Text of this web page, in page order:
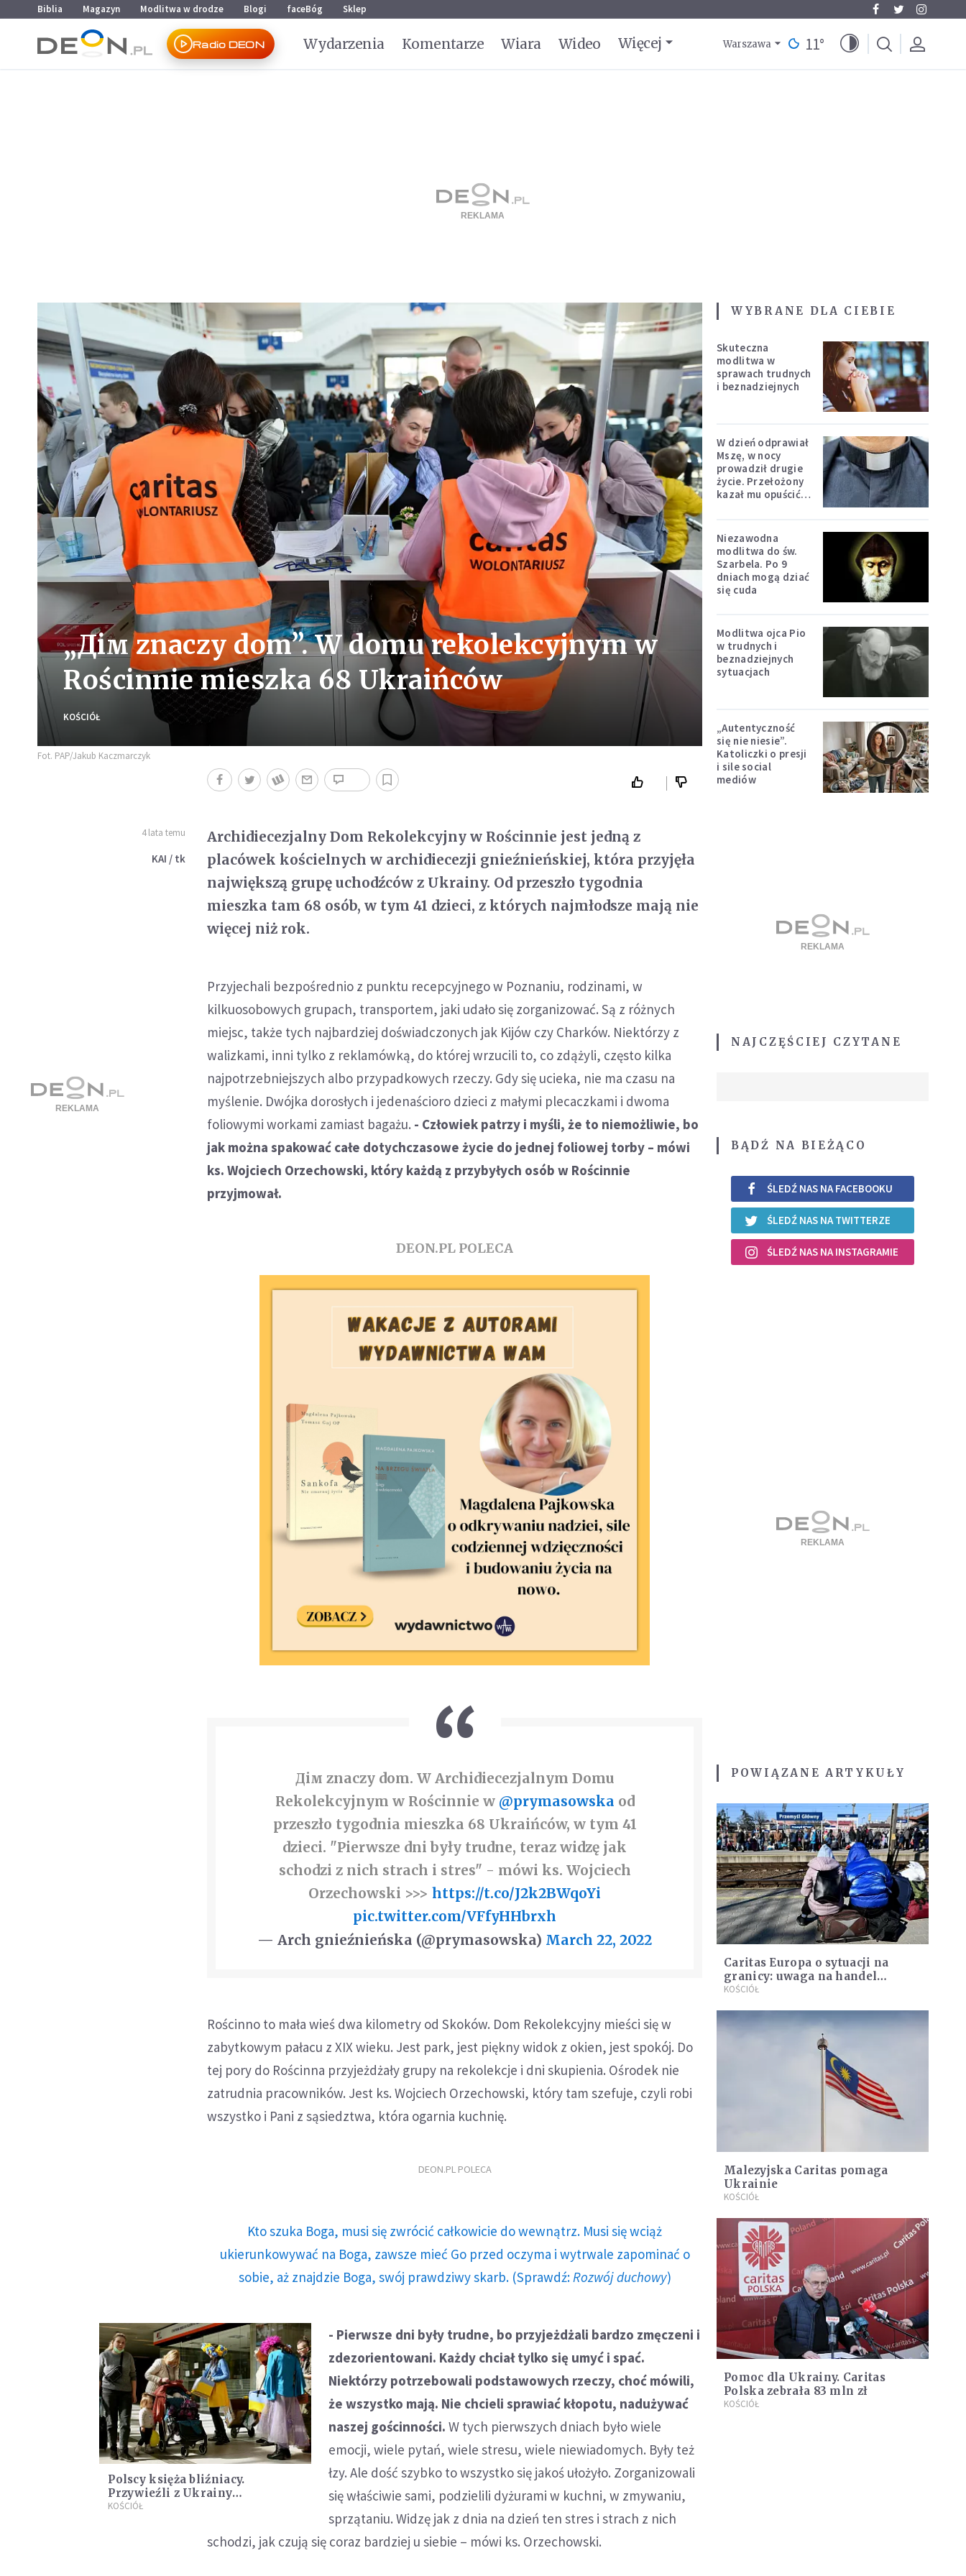
Przejdź do menu głównego
Przejdź do treści
Biblia Magazyn Modlitwa w drodze Blogi faceBóg Sklep
Radio DEON Wydarzenia Komentarze Wiara Wideo Więcej Warszawa 11°
„Дім znaczy dom”. W domu rekolekcyjnym w
Rościnnie mieszka 68 Ukraińców
KOŚCIÓŁ
Fot. PAP/Jakub Kaczmarczyk
4 lata temu
KAI / tk
Archidiecezjalny Dom Rekolekcyjny w Rościnnie jest jedną z
placówek kościelnych w archidiecezji gnieźnieńskiej, która przyjęła
największą grupę uchodźców z Ukrainy. Od przeszło tygodnia
mieszka tam 68 osób, w tym 41 dzieci, z których najmłodsze mają nie
więcej niż rok.
Przyjechali bezpośrednio z punktu recepcyjnego w Poznaniu, rodzinami, w
kilkuosobowych grupach, transportem, jaki udało się zorganizować. Są z różnych
miejsc, także tych najbardziej doświadczonych jak Kijów czy Charków. Niektórzy z
walizkami, inni tylko z reklamówką, do której wrzucili to, co zdążyli, często kilka
najpotrzebniejszych albo przypadkowych rzeczy. Gdy się ucieka, nie ma czasu na
myślenie. Dwójka dorosłych i jedenaścioro dzieci z małymi plecaczkami i dwoma
foliowymi workami zamiast bagażu. - Człowiek patrzy i myśli, że to niemożliwie, bo
jak można spakować całe dotychczasowe życie do jednej foliowej torby – mówi
ks. Wojciech Orzechowski, który każdą z przybyłych osób w Rościnnie
przyjmował.
DEON.PL POLECA
Дім znaczy dom. W Archidiecezjalnym Domu
Rekolekcyjnym w Rościnnie w @prymasowska od
przeszło tygodnia mieszka 68 Ukraińców, w tym 41
dzieci. "Pierwsze dni były trudne, teraz widzę jak
schodzi z nich strach i stres" - mówi ks. Wojciech
Orzechowski >>>https://t.co/J2k2BWqoYi
pic.twitter.com/VFfyHHbrxh
— Arch gnieźnieńska (@prymasowska) March 22, 2022
Rościnno to mała wieś dwa kilometry od Skoków. Dom Rekolekcyjny mieści się w
zabytkowym pałacu z XIX wieku. Jest park, jest piękny widok z okien, jest spokój. Do
tej pory do Rościnna przyjeżdżały grupy na rekolekcje i dni skupienia. Ośrodek nie
zatrudnia pracowników. Jest ks. Wojciech Orzechowski, który tam szefuje, czyli robi
wszystko i Pani z sąsiedztwa, która ogarnia kuchnię.
DEON.PL POLECA
Kto szuka Boga, musi się zwrócić całkowicie do wewnątrz. Musi się wciąż
ukierunkowywać na Boga, zawsze mieć Go przed oczyma i wytrwale zapominać o
sobie, aż znajdzie Boga, swój prawdziwy skarb. (Sprawdź: Rozwój duchowy)
Polscy księża bliźniacy.
Przywieźli z Ukrainy
uchodźców, a wrócili z darami
KOŚCIÓŁ
- Pierwsze dni były trudne, bo przyjeżdżali bardzo zmęczeni i
zdezorientowani. Każdy chciał tylko się umyć i spać.
Niektórzy potrzebowali podstawowych rzeczy, choć mówili,
że wszystko mają. Nie chcieli sprawiać kłopotu, nadużywać
naszej gościnności. W tych pierwszych dniach było wiele
emocji, wiele pytań, wiele stresu, wiele niewiadomych. Były też
łzy. Ale dość szybko to wszystko się jakoś ułożyło. Zorganizowali
się właściwie sami, podzielili dyżurami w kuchni, w zmywaniu,
sprzątaniu. Widzę jak z dnia na dzień ten stres i strach z nich
schodzi, jak czują się coraz bardziej u siebie – mówi ks. Orzechowski.
WYBRANE DLA CIEBIE
Skuteczna
modlitwa w
sprawach trudnych
i beznadziejnych
W dzień odprawiał
Mszę, w nocy
prowadził drugie
życie. Przełożony
kazał mu opuścić
Niezawodna
modlitwa do św.
Szarbela. Po 9
dniach mogą dziać
się cuda
Modlitwa ojca Pio
w trudnych i
beznadziejnych
sytuacjach
„Autentyczność
się nie niesie”.
Katoliczki o presji
i sile social
mediów
NAJCZĘŚCIEJ CZYTANE
BĄDŹ NA BIEŻĄCO
ŚLEDŹ NAS NA FACEBOOKU
ŚLEDŹ NAS NA TWITTERZE
ŚLEDŹ NAS NA INSTAGRAMIE
POWIĄZANE ARTYKUŁY
Caritas Europa o sytuacji na
granicy: uwaga na handel
ludźmi
KOŚCIÓŁ
Malezyjska Caritas pomaga
Ukrainie
KOŚCIÓŁ
Pomoc dla Ukrainy. Caritas
Polska zebrała 83 mln zł
KOŚCIÓŁ